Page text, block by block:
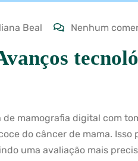
Beal Nenhum
mamografia digital com
do câncer de mama.
uma avaliação mais